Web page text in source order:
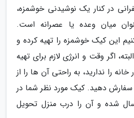
در کنار یک نوشیدنی خوشمزه،
میان وعده یا عصرانه است.
این کیک خوشمزه را تهیه کرده و
اگر وقت و انرژی لازم برای تهیه
را ندارید، به راحتی آن ها را از
سفارش دهید. کیک مورد نظر شما در
شده و آن را درب منزل تحویل